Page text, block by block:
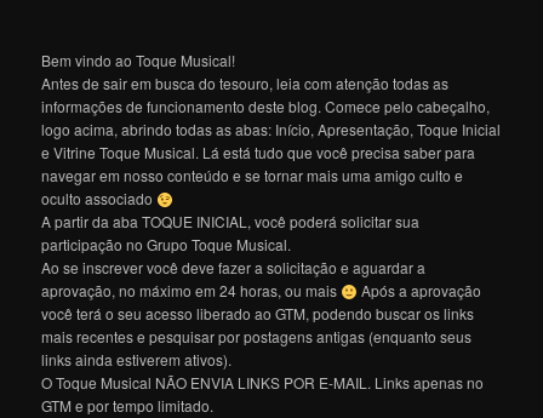
Bem vindo ao Toque Musical!
Antes de sair em busca do tesouro, leia com atenção todas as
informações de funcionamento deste blog. Comece pelo cabeçalho,
logo acima, abrindo todas as abas: Início, Apresentação, Toque Inicial
e Vitrine Toque Musical. Lá está tudo que você precisa saber para
navegar em nosso conteúdo e se tornar mais uma amigo culto e
oculto associado
A partir da aba TOQUE INICIAL, você poderá solicitar sua
participação no Grupo Toque Musical.
Ao se inscrever você deve fazer a solicitação e aguardar a
aprovação, no máximo em 24 horas, ou mais
Após a aprovação
você terá o seu acesso liberado ao GTM, podendo buscar os links
mais recentes e pesquisar por postagens antigas (enquanto seus
links ainda estiverem ativos).
O Toque Musical NÃO ENVIA LINKS POR E-MAIL. Links apenas no
GTM e por tempo limitado.